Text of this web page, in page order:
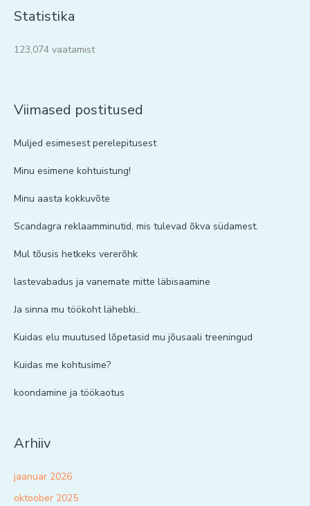
Statistika
123,074 vaatamist
Viimased postitused
Muljed esimesest perelepitusest
Minu esimene kohtuistung!
Minu aasta kokkuvõte
Scandagra reklaamminutid, mis tulevad õkva südamest.
Mul tõusis hetkeks vererõhk
lastevabadus ja vanemate mitte läbisaamine
Ja sinna mu töökoht lähebki..
Kuidas elu muutused lõpetasid mu jõusaali treeningud
Kuidas me kohtusime?
koondamine ja töökaotus
Arhiiv
jaanuar 2026
oktoober 2025